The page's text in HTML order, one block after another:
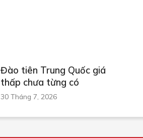
Đào tiên Trung Quốc giá
thấp chưa từng có
30 Tháng 7, 2026